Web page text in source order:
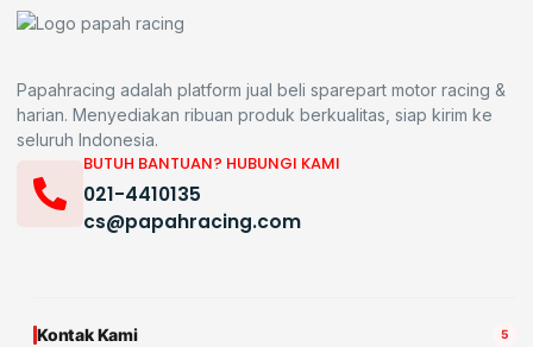
Papahracing adalah platform jual beli sparepart motor racing &
harian. Menyediakan ribuan produk berkualitas, siap kirim ke
seluruh Indonesia.
BUTUH BANTUAN? HUBUNGI KAMI
021-4410135
cs@papahracing.com
Kontak Kami 5